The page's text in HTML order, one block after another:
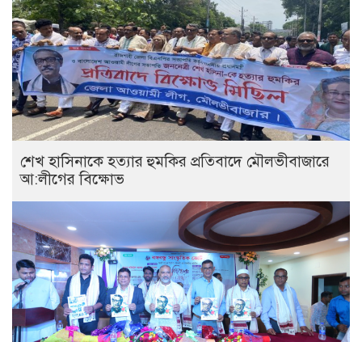
শেখ হাসিনাকে হত্যার হুমকির প্রতিবাদে মৌলভীবাজারে
আ:লীগের বিক্ষোভ